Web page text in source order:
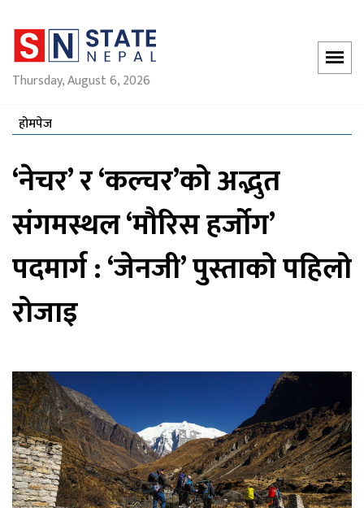
Thursday, August 6, 2026
होमपेज
‘नेचर’ र ‘कल्चर’को अद्भुत
संगमस्थल ‘मौरिस हर्जोग’
पदमार्ग : ‘जेनजी’ पुस्ताको पहिलो
रोजाइ